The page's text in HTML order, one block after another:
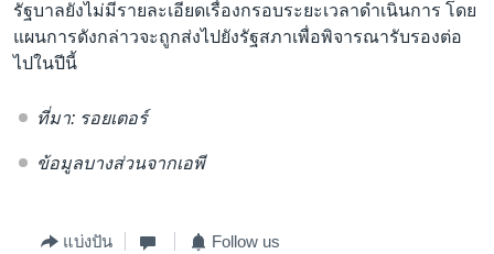
รัฐบาลยังไม่มีรายละเอียดเรื่องกรอบระยะเวลาดำเนินการ โดย
แผนการดังกล่าวจะถูกส่งไปยังรัฐสภาเพื่อพิจารณารับรองต่อ
ไปในปีนี้
ที่มา: รอยเตอร์
ข้อมูลบางส่วนจากเอพี
แบ่งปัน Follow us